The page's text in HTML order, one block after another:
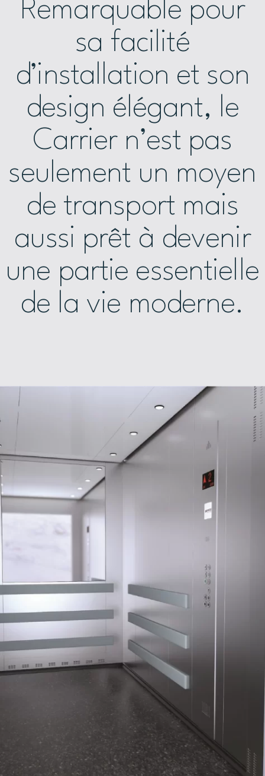
Remarquable pour
sa facilité
d’installation et son
design élégant, le
Carrier n’est pas
seulement un moyen
de transport mais
aussi prêt à devenir
une partie essentielle
de la vie moderne.